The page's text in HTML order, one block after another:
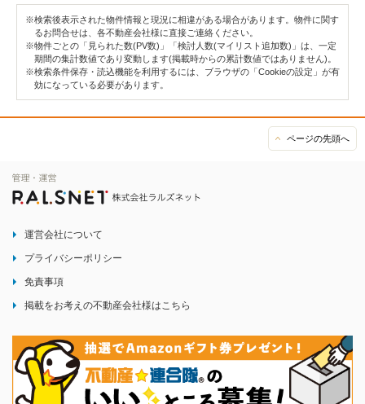
※検索後表示された物件情報と現況に相違がある場合があります。物件に関す
るお問合せは、各不動産会社様に直接ご連絡ください。
※物件ごとの「見られた数(PV数)」「検討人数(マイリスト追加数)」は、一定
期間の集計数値であり変動します(掲載時からの累計数値ではありません)。
※検索条件保存・読込機能を利用するには、ブラウザの「Cookieの設定」が有
効になっている必要があります。
ページの先頭へ
運営会社について
プライバシーポリシー
免責事項
掲載をお考えの不動産会社様はこちら